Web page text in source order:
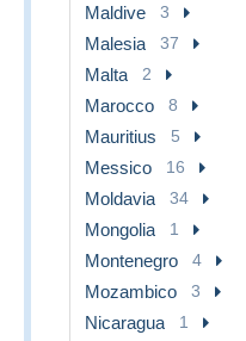
Maldive 3
Malesia 37
Malta 2
Marocco 8
Mauritius 5
Messico 16
Moldavia 34
Mongolia 1
Montenegro 4
Mozambico 3
Nicaragua 1